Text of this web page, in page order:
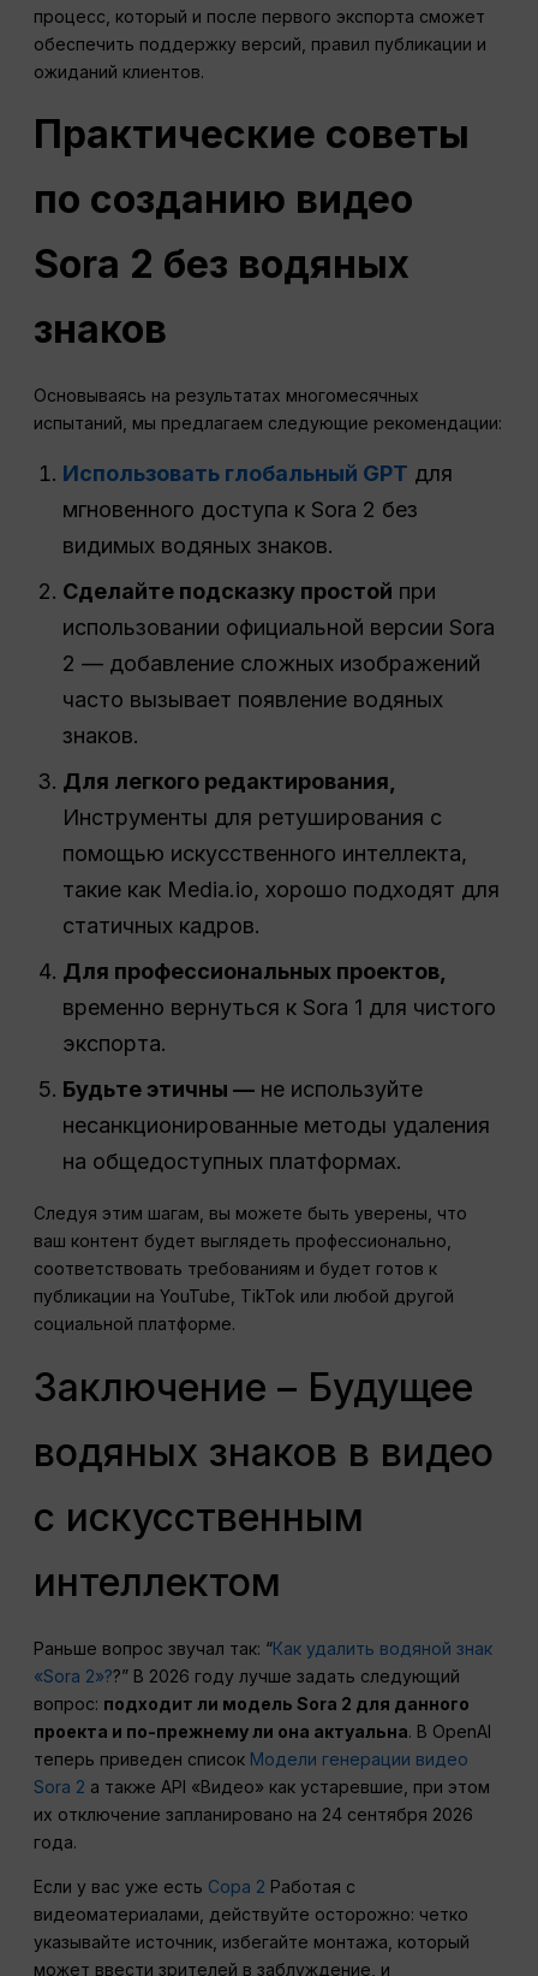
процесс, который и после первого экспорта сможет
обеспечить поддержку версий, правил публикации и
ожиданий клиентов.
Практические советы
по созданию видео
Sora 2 без водяных
знаков
Основываясь на результатах многомесячных
испытаний, мы предлагаем следующие рекомендации:
Использовать глобальный GPT для
мгновенного доступа к Sora 2 без
видимых водяных знаков.
Сделайте подсказку простой при
использовании официальной версии Sora
2 — добавление сложных изображений
часто вызывает появление водяных
знаков.
Для легкого редактирования,
Инструменты для ретуширования с
помощью искусственного интеллекта,
такие как Media.io, хорошо подходят для
статичных кадров.
Для профессиональных проектов,
временно вернуться к Sora 1 для чистого
экспорта.
Будьте этичны — не используйте
несанкционированные методы удаления
на общедоступных платформах.
Следуя этим шагам, вы можете быть уверены, что
ваш контент будет выглядеть профессионально,
соответствовать требованиям и будет готов к
публикации на YouTube, TikTok или любой другой
социальной платформе.
Заключение – Будущее
водяных знаков в видео
с искусственным
интеллектом
Раньше вопрос звучал так: “Как удалить водяной знак
«Sora 2»??” В 2026 году лучше задать следующий
вопрос: подходит ли модель Sora 2 для данного
проекта и по-прежнему ли она актуальна. В OpenAI
теперь приведен список Модели генерации видео
Sora 2 а также API «Видео» как устаревшие, при этом
их отключение запланировано на 24 сентября 2026
года.
Если у вас уже есть Сора 2 Работая с
видеоматериалами, действуйте осторожно: четко
указывайте источник, избегайте монтажа, который
может ввести зрителей в заблуждение, и